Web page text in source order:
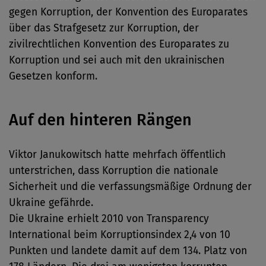
gegen Korruption, der Konvention des Europarates
über das Strafgesetz zur Korruption, der
zivilrechtlichen Konvention des Europarates zu
Korruption und sei auch mit den ukrainischen
Gesetzen konform.
Auf den hinteren Rängen
Viktor Janukowitsch hatte mehrfach öffentlich
unterstrichen, dass Korruption die nationale
Sicherheit und die verfassungsmäßige Ordnung der
Ukraine gefährde.
Die Ukraine erhielt 2010 von Transparency
International beim Korruptionsindex 2,4 von 10
Punkten und landete damit auf dem 134. Platz von